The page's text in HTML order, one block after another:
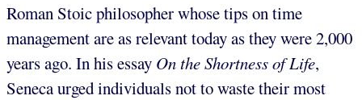
Roman Stoic philosopher whose tips on time
management are as relevant today as they were 2,000
years ago. In his essay On the Shortness of Life,
Seneca urged individuals not to waste their most